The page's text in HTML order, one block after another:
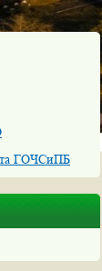
ГОЧСиПБ